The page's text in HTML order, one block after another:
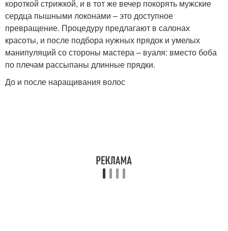
короткой стрижкой, и в тот же вечер покорять мужские
сердца пышными локонами – это доступное
превращение. Процедуру предлагают в салонах
красоты, и после подбора нужных прядок и умелых
манипуляций со стороны мастера – вуаля: вместо боба
по плечам рассыпаны длинные прядки.
До и после наращивания волос